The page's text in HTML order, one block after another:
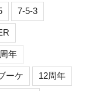
7-5-3
年
ーケ 12周年